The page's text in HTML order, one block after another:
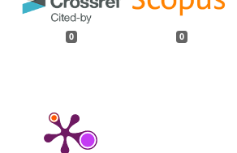
0 0